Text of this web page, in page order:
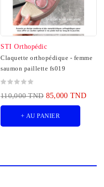
STI Orthopédic
Claquette orthopédique - femme
saumon paillette fs019
110,000 TND 85,000 TND
+ AU PANIER